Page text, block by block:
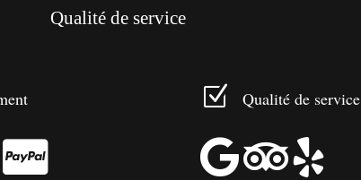
Qualité de service

Z Qualité de service
